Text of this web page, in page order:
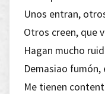
Unos entran,
Otros creen, que
Hagan mucho
Demasiao
Me tienen